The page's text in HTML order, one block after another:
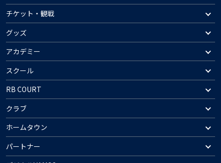
チケット・観戦
グッズ
アカデミー
スクール
RB COURT
クラブ
ホームタウン
パートナー